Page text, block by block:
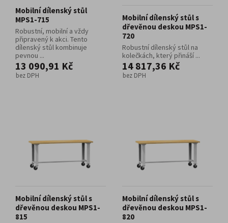
Mobilní dílenský stůl
MPS1-715
Robustní, mobilní a vždy
připravený k akci. Tento
dílenský stůl kombinuje
pevnou ...
13 090,91 Kč
bez DPH
Mobilní dílenský stůl s
dřevěnou deskou MPS1-
720
Robustní dílenský stůl na
kolečkách, který přináší ...
14 817,36 Kč
bez DPH
Mobilní dílenský stůl s
dřevěnou deskou MPS1-
815
Mobilní dílenský stůl s
dřevěnou deskou MPS1-
820